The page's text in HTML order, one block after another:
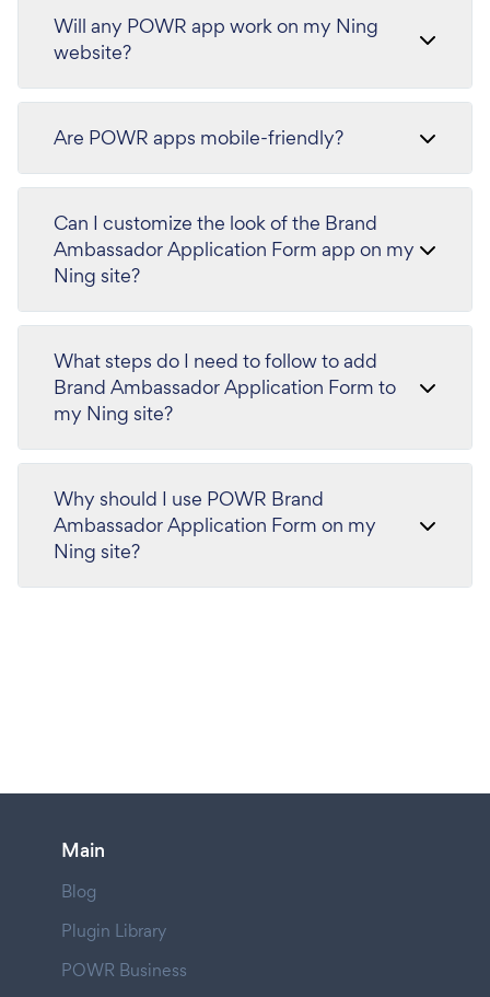
Will any POWR app work on my Ning
website?
Are POWR apps mobile-friendly?
Can I customize the look of the Brand
Ambassador Application Form app on my
Ning site?
What steps do I need to follow to add
Brand Ambassador Application Form to
my Ning site?
Why should I use POWR Brand
Ambassador Application Form on my
Ning site?
Main
Blog
Plugin Library
POWR Business